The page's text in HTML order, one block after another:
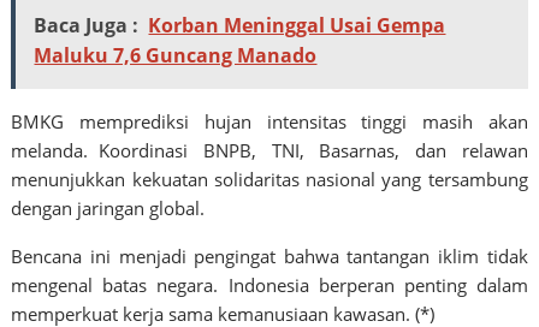
Baca Juga : Korban Meninggal Usai Gempa
Maluku 7,6 Guncang Manado
BMKG memprediksi hujan intensitas tinggi masih akan
melanda. Koordinasi BNPB, TNI, Basarnas, dan relawan
menunjukkan kekuatan solidaritas nasional yang tersambung
dengan jaringan global.
Bencana ini menjadi pengingat bahwa tantangan iklim tidak
mengenal batas negara. Indonesia berperan penting dalam
memperkuat kerja sama kemanusiaan kawasan. (*)